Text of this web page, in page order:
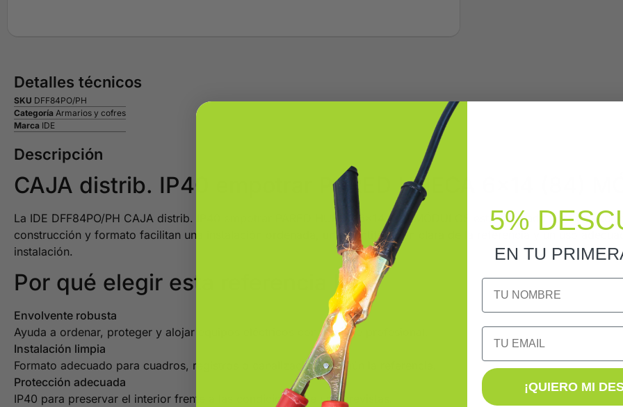
Detalles técnicos
SKU DFF84PO/PH
Categoría Armarios y cofres
Marca IDE
Descripción
CAJA distrib. IP40 empotrar PARED HUECA 6×14 (84)
La IDE DFF84PO/PH CAJA distrib. IP40 empotrar PARED HUECA 6×14 (84) MÓDULOS está diseñada para
construcción y formato facilitan una instalación ordenada, una identificación clara de la referencia y un uso
instalación.
Por qué elegir esta referencia IDE
Envolvente robusta
Ayuda a ordenar, proteger y alojar equipos eléctricos con montaje profesional.
Instalación limpia
Formato adecuado para cuadros, registros o canalizaciones según la referencia.
Protección adecuada
IP40 para preservar el interior frente a las condiciones de uso previstas.
5%
EN TU
NOMBRE
Email
¡QUIERO MI